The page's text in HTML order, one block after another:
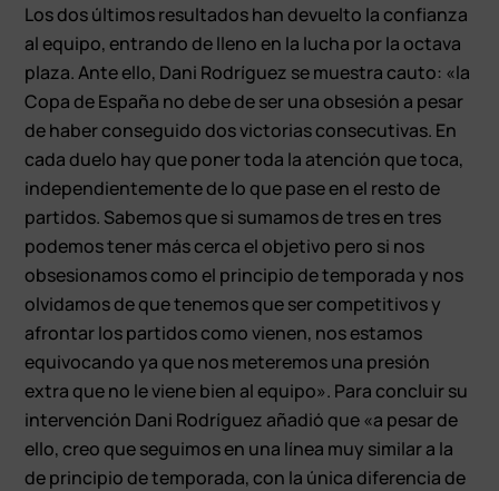
Los dos últimos resultados han devuelto la confianza
al equipo, entrando de lleno en la lucha por la octava
plaza. Ante ello, Dani Rodríguez se muestra cauto: «la
Copa de España no debe de ser una obsesión a pesar
de haber conseguido dos victorias consecutivas. En
cada duelo hay que poner toda la atención que toca,
independientemente de lo que pase en el resto de
partidos. Sabemos que si sumamos de tres en tres
podemos tener más cerca el objetivo pero si nos
obsesionamos como el principio de temporada y nos
olvidamos de que tenemos que ser competitivos y
afrontar los partidos como vienen, nos estamos
equivocando ya que nos meteremos una presión
extra que no le viene bien al equipo». Para concluir su
intervención Dani Rodríguez añadió que «a pesar de
ello, creo que seguimos en una línea muy similar a la
de principio de temporada, con la única diferencia de